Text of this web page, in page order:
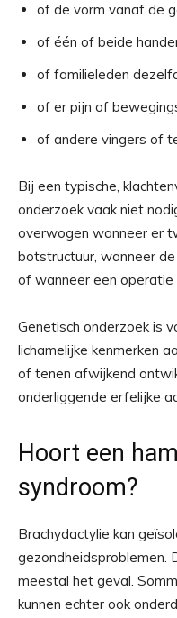
of de vorm vanaf de
of één of beide
of familieleden
of er pijn of
of andere vingers of
Bij een typische,
onderzoek vaak niet
overwogen wanneer er
botstructuur, wanneer
of wanneer een
Genetisch onderzoek is
lichamelijke kenmerken
of tenen afwijkend
onderliggende erfelijke
Hoort een
syndroom?
Brachydactylie kan
gezondheidsproblemen.
meestal het geval.
kunnen echter ook